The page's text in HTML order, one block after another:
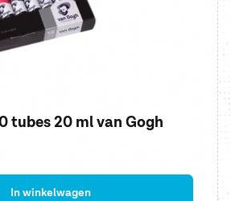
tubes 20 ml van Gogh
In winkelwagen